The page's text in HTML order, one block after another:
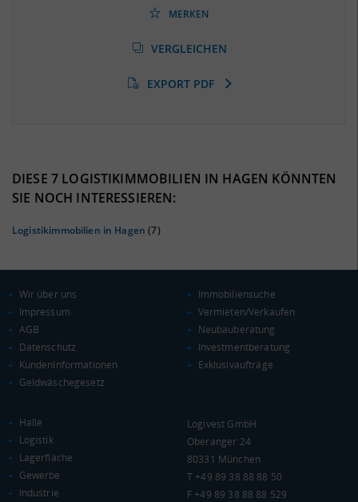
(Landkreis / Kreisfreie Stadt)
(Stand: 01/2020)
KAUFKRAFT
Euro pro Kopf
(Landkreis / Kreisfreie Stadt)
KAUFKRAFT - EURO PRO KOPF
MERKEN
VERGLEICHEN
EXPORT PDF
DIESE 7 LOGISTIKIMMOBILIEN IN HAGEN KÖNNTEN
SIE NOCH INTERESSIEREN:
Logistikimmobilien in Hagen (7)
Wir über uns
Impressum
AGB
Datenschutz
KundenInformationen
Geldwäschegesetz
Immobiliensuche
Vermieten/Verkaufen
Neubauberatung
Investmentberatung
Exklusivaufträge
Halle
Logistik
Lagerfläche
Gewerbe
Industrie
Logivest GmbH
Oberanger 24
80331 München
T +49 89 38 88 88 50
F +49 89 38 88 88 529